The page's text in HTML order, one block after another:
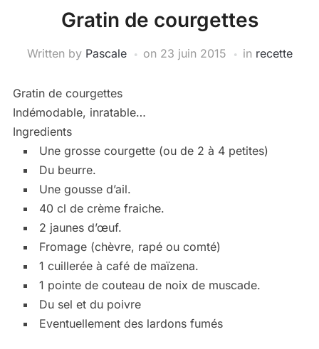
Gratin de courgettes
Written by Pascale on 23 juin 2015 in recette
Gratin de courgettes
Indémodable, inratable…
Ingredients
Une grosse courgette (ou de 2 à 4 petites)
Du beurre.
Une gousse d’ail.
40 cl de crème fraiche.
2 jaunes d’œuf.
Fromage (chèvre, rapé ou comté)
1 cuillerée à café de maïzena.
1 pointe de couteau de noix de muscade.
Du sel et du poivre
Eventuellement des lardons fumés